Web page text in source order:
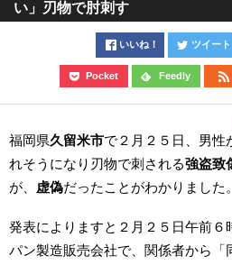
い」刃物で肘刺す
いいね！ ツイート
Pocket Feedly
福岡県久留米市で２月２５日、男性
れそうになり刃物で刺される強盗致
が、 虚偽だったことがわかりました。
発表によりますと２月２５日午前６
パン製造販売会社で、関係者から「